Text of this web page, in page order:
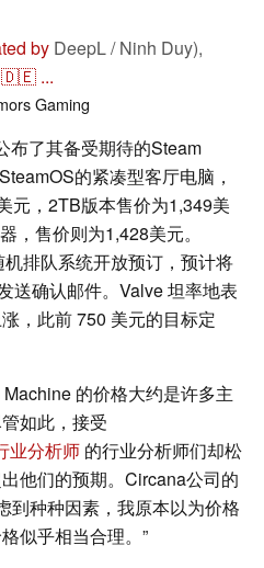
by DeepL / Ninh Duy),
🇩🇪 ...
Gaming
布了其备受期待的Steam
的紧凑型客厅电脑，
元，2TB版本售价为1,349美
，售价则为1,428美元。
排队系统开放预订，预计将
送确认邮件。Valve 坦率地表
，此前 750 美元的目标定
的价格大约是许多主
如此，接受
业分析师 的行业分析师们却松
他们的预期。Circana公司的
到种种因素，我原本以为价格
似乎相当合理。”